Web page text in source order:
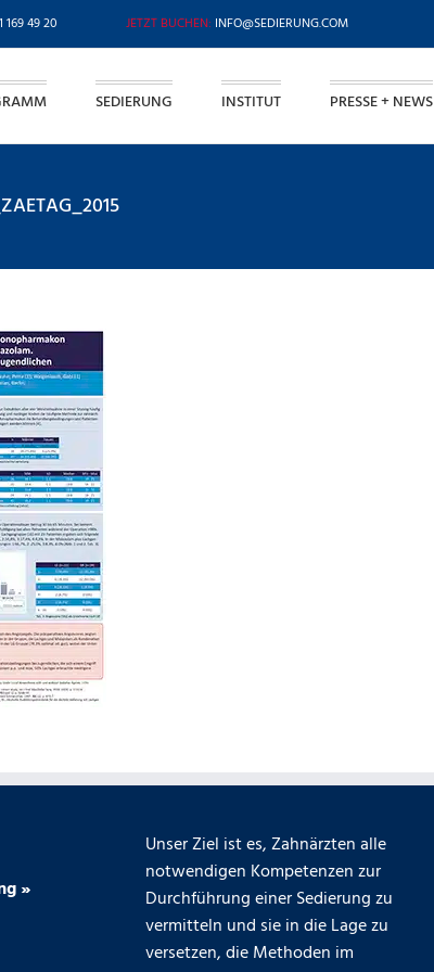
169 49 20 INFO@SEDIERUNG.COM
SEDIERUNG INSTITUT PRESSE + NEWS
»
Unser Ziel ist es, Zahnärzten alle
notwendigen Kompetenzen zur
Durchführung einer Sedierung zu
vermitteln und sie in die Lage zu
versetzen, die Methoden im